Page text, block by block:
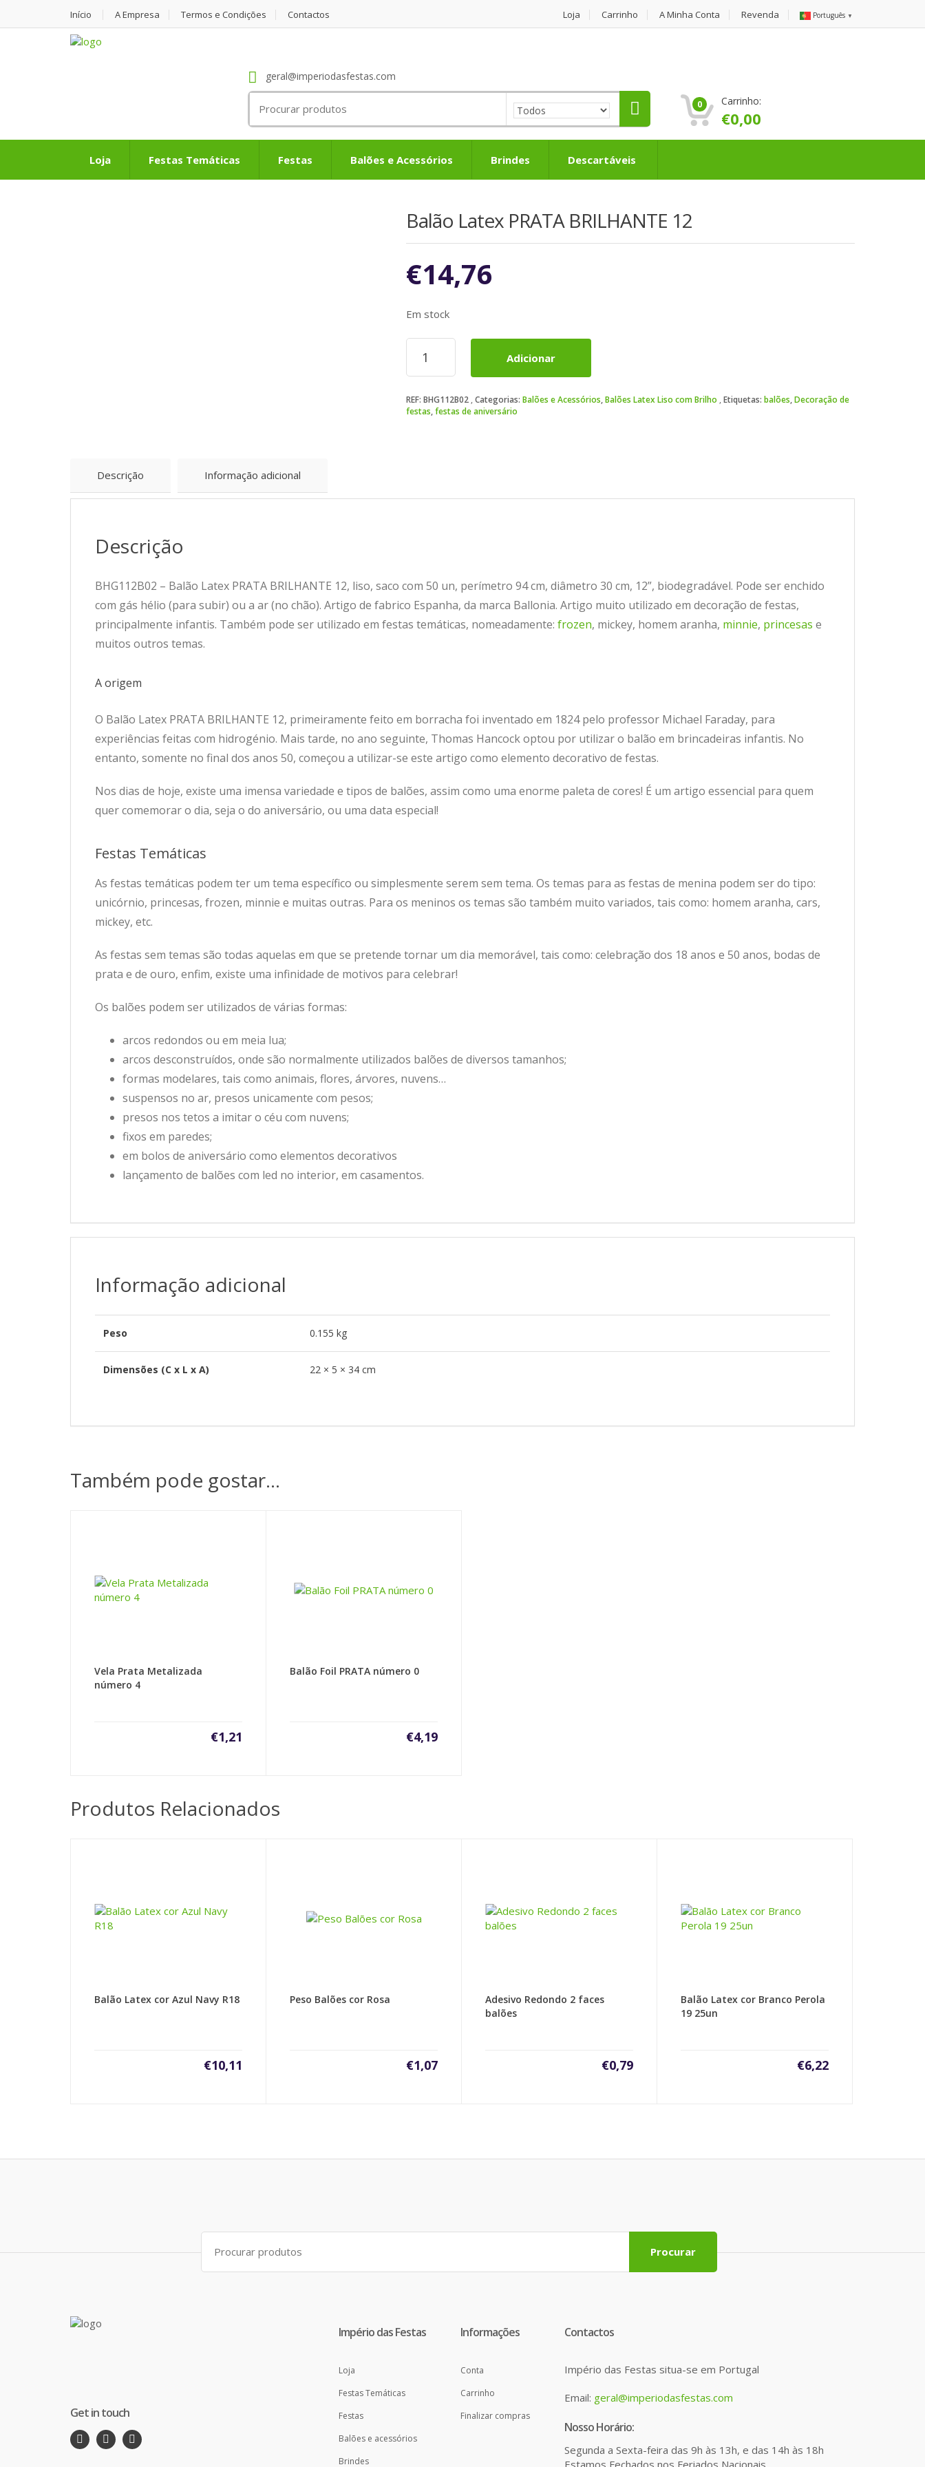
Início A Empresa Termos e Condições Contactos Loja Carrinho A Minha Conta Revenda Português ▼
geral@imperiodasfestas.com
for:
0 Carrinho:
€0,00
Loja Festas Temáticas Festas Balões e Acessórios Brindes Descartáveis
Balão Latex PRATA BRILHANTE 12
€14,76
Em stock
Quantidade
Balão
PRATA
BRILHANTE
Adicionar
REF: BHG112B02 Categorias: Balões e Acessórios,Balões Latex Liso com Brilho Etiquetas: balões,Decoração de
festas,festas de aniversário
Descrição Informação adicional
Descrição
BHG112B02 – Balão Latex PRATA BRILHANTE 12, liso, saco com 50 un, perímetro 94 cm, diâmetro 30 cm, 12”, biodegradável. Pode ser enchido
com gás hélio (para subir) ou a ar (no chão). Artigo de fabrico Espanha, da marca Ballonia. Artigo muito utilizado em decoração de festas,
principalmente infantis. Também pode ser utilizado em festas temáticas, nomeadamente: frozen, mickey, homem aranha, minnie, princesas e
muitos outros temas.
A origem
O Balão Latex PRATA BRILHANTE 12, primeiramente feito em borracha foi inventado em 1824 pelo professor Michael Faraday, para
experiências feitas com hidrogénio. Mais tarde, no ano seguinte, Thomas Hancock optou por utilizar o balão em brincadeiras infantis. No
entanto, somente no final dos anos 50, começou a utilizar-se este artigo como elemento decorativo de festas.
Nos dias de hoje, existe uma imensa variedade e tipos de balões, assim como uma enorme paleta de cores! É um artigo essencial para quem
quer comemorar o dia, seja o do aniversário, ou uma data especial!
Festas Temáticas
As festas temáticas podem ter um tema específico ou simplesmente serem sem tema. Os temas para as festas de menina podem ser do tipo:
unicórnio, princesas, frozen, minnie e muitas outras. Para os meninos os temas são também muito variados, tais como: homem aranha, cars,
mickey, etc.
As festas sem temas são todas aquelas em que se pretende tornar um dia memorável, tais como: celebração dos 18 anos e 50 anos, bodas de
prata e de ouro, enfim, existe uma infinidade de motivos para celebrar!
Os balões podem ser utilizados de várias formas:
arcos redondos ou em meia lua;
arcos desconstruídos, onde são normalmente utilizados balões de diversos tamanhos;
formas modelares, tais como animais, flores, árvores, nuvens…
suspensos no ar, presos unicamente com pesos;
presos nos tetos a imitar o céu com nuvens;
fixos em paredes;
em bolos de aniversário como elementos decorativos
lançamento de balões com led no interior, em casamentos.
Informação adicional
Peso 0.155 kg
Dimensões (C x L x A) 22 × 5 × 34 cm
Também pode gostar…
Vela Prata Metalizada
número 4
€1,21
Balão Foil PRATA número 0
€4,19
Produtos Relacionados
Balão Latex cor Azul Navy R18
€10,11
Peso Balões cor Rosa
€1,07
Adesivo Redondo 2 faces
balões
€0,79
Balão Latex cor Branco Perola
19 25un
€6,22
Search
for:
Procurar
Get in touch
Império das Festas
Loja
Festas Temáticas
Festas
Balões e acessórios
Brindes
Informações
Conta
Carrinho
Finalizar compras
Contactos
Império das Festas situa-se em Portugal
Email: geral@imperiodasfestas.com
Nosso Horário:
Segunda a Sexta-feira das 9h às 13h, e das 14h às 18h